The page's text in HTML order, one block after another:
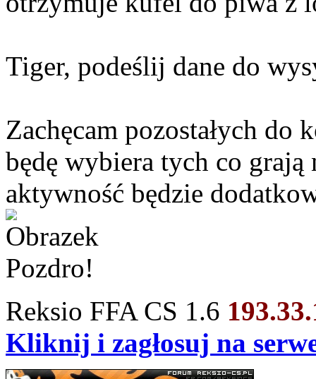
Tiger, podeślij dane do
Zachęcam pozostałych do
będę wybiera tych co grają
aktywność będzie
Pozdro!
Reksio FFA CS 1.6
Kliknij i zagłosuj na